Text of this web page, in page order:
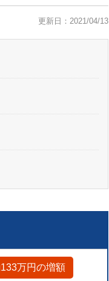
更新日：2021/04/13
万円の増額